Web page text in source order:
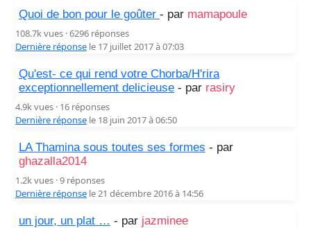
Quoi de bon pour le goûter - par mamapoule
108.7k vues · 6296 réponses
Dernière réponse le 17 juillet 2017 à 07:03
Qu'est- ce qui rend votre Chorba/H'rira
exceptionnellement delicieuse - par rasiry
4.9k vues · 16 réponses
Dernière réponse le 18 juin 2017 à 06:50
LA Thamina sous toutes ses formes - par
ghazalla2014
1.2k vues · 9 réponses
Dernière réponse le 21 décembre 2016 à 14:56
un jour, un plat … - par jazminee